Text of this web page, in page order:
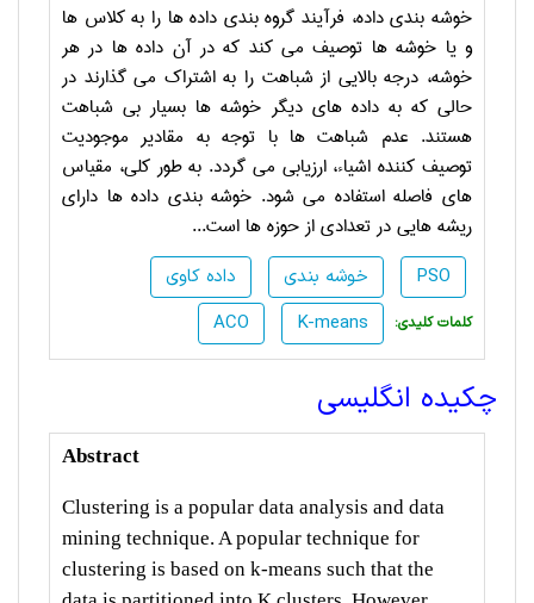
خوشه بندی داده، فرآیند گروه بندی داده ها را به کلاس ها
و یا خوشه ها توصیف می کند که در آن داده ها در هر
خوشه، درجه بالایی از شباهت را به اشتراک می گذارند در
حالی که به داده های دیگر خوشه ها بسیار بی شباهت
هستند. عدم شباهت ها با توجه به مقادیر موجودیت
توصیف کننده اشیاء، ارزیابی می گردد. به طور کلی، مقیاس
های فاصله استفاده می­ شود. خوشه بندی داده ها دارای
ریشه هایی در تعدادی از حوزه ها است...
داده کاوی خوشه بندی
PSO
ACO
K-means :کلمات کلیدی
چکیده انگلیسی
Abstract
Clustering is a popular data analysis and data
mining technique. A popular technique for
clustering is based on k-means such that the